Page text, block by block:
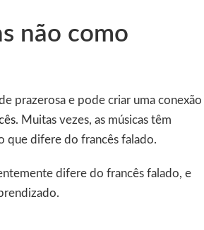
não como
prazerosa e pode criar uma conexão
. Muitas vezes, as músicas têm
que difere do francês falado.
difere do francês falado, e